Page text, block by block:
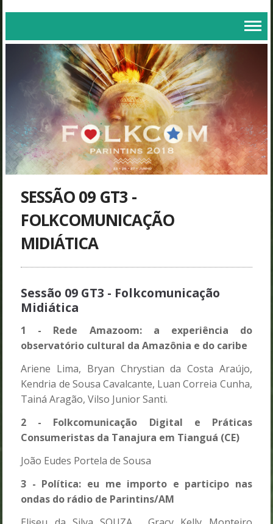
SESSÃO 09 GT3 -
FOLKCOMUNICAÇÃO
MIDIÁTICA
Sessão 09 GT3 - Folkcomunicação
Midiática
1 - Rede Amazoom: a experiência do
observatório cultural da Amazônia e do caribe
Ariene Lima, Bryan Chrystian da Costa Araújo,
Kendria de Sousa Cavalcante, Luan Correia Cunha,
Tainá Aragão, Vilso Junior Santi.
2 - Folkcomunicação Digital e Práticas
Consumeristas da Tanajura em Tianguá (CE)
João Eudes Portela de Sousa
3 - Política: eu me importo e participo nas
ondas do rádio de Parintins/AM